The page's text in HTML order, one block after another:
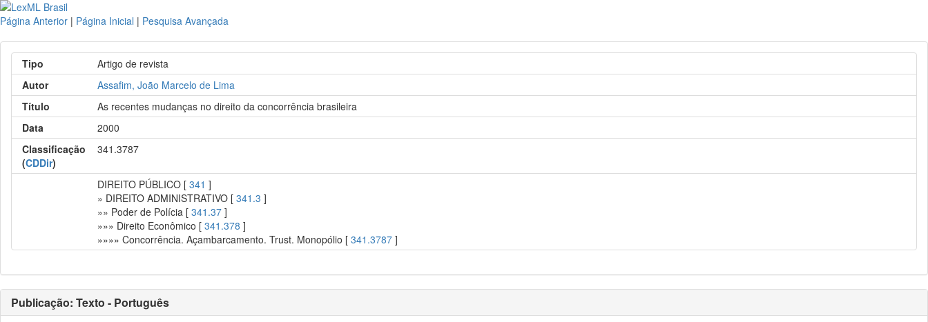
Página Anterior | Página Inicial | Pesquisa Avançada
Tipo
Artigo de revista
Autor
Assafim, João Marcelo de Lima
Título
As recentes mudanças no direito da concorrência brasileira
Data
2000
Classificação
(CDDir)
341.3787
DIREITO PÚBLICO [341 ]
» DIREITO ADMINISTRATIVO [341.3 ]
»» Poder de Polícia [341.37 ]
»»» Direito Econômico [341.378 ]
»»»» Concorrência. Açambarcamento. Trust. Monopólio [341.3787 ]
Publicação: Texto - Português